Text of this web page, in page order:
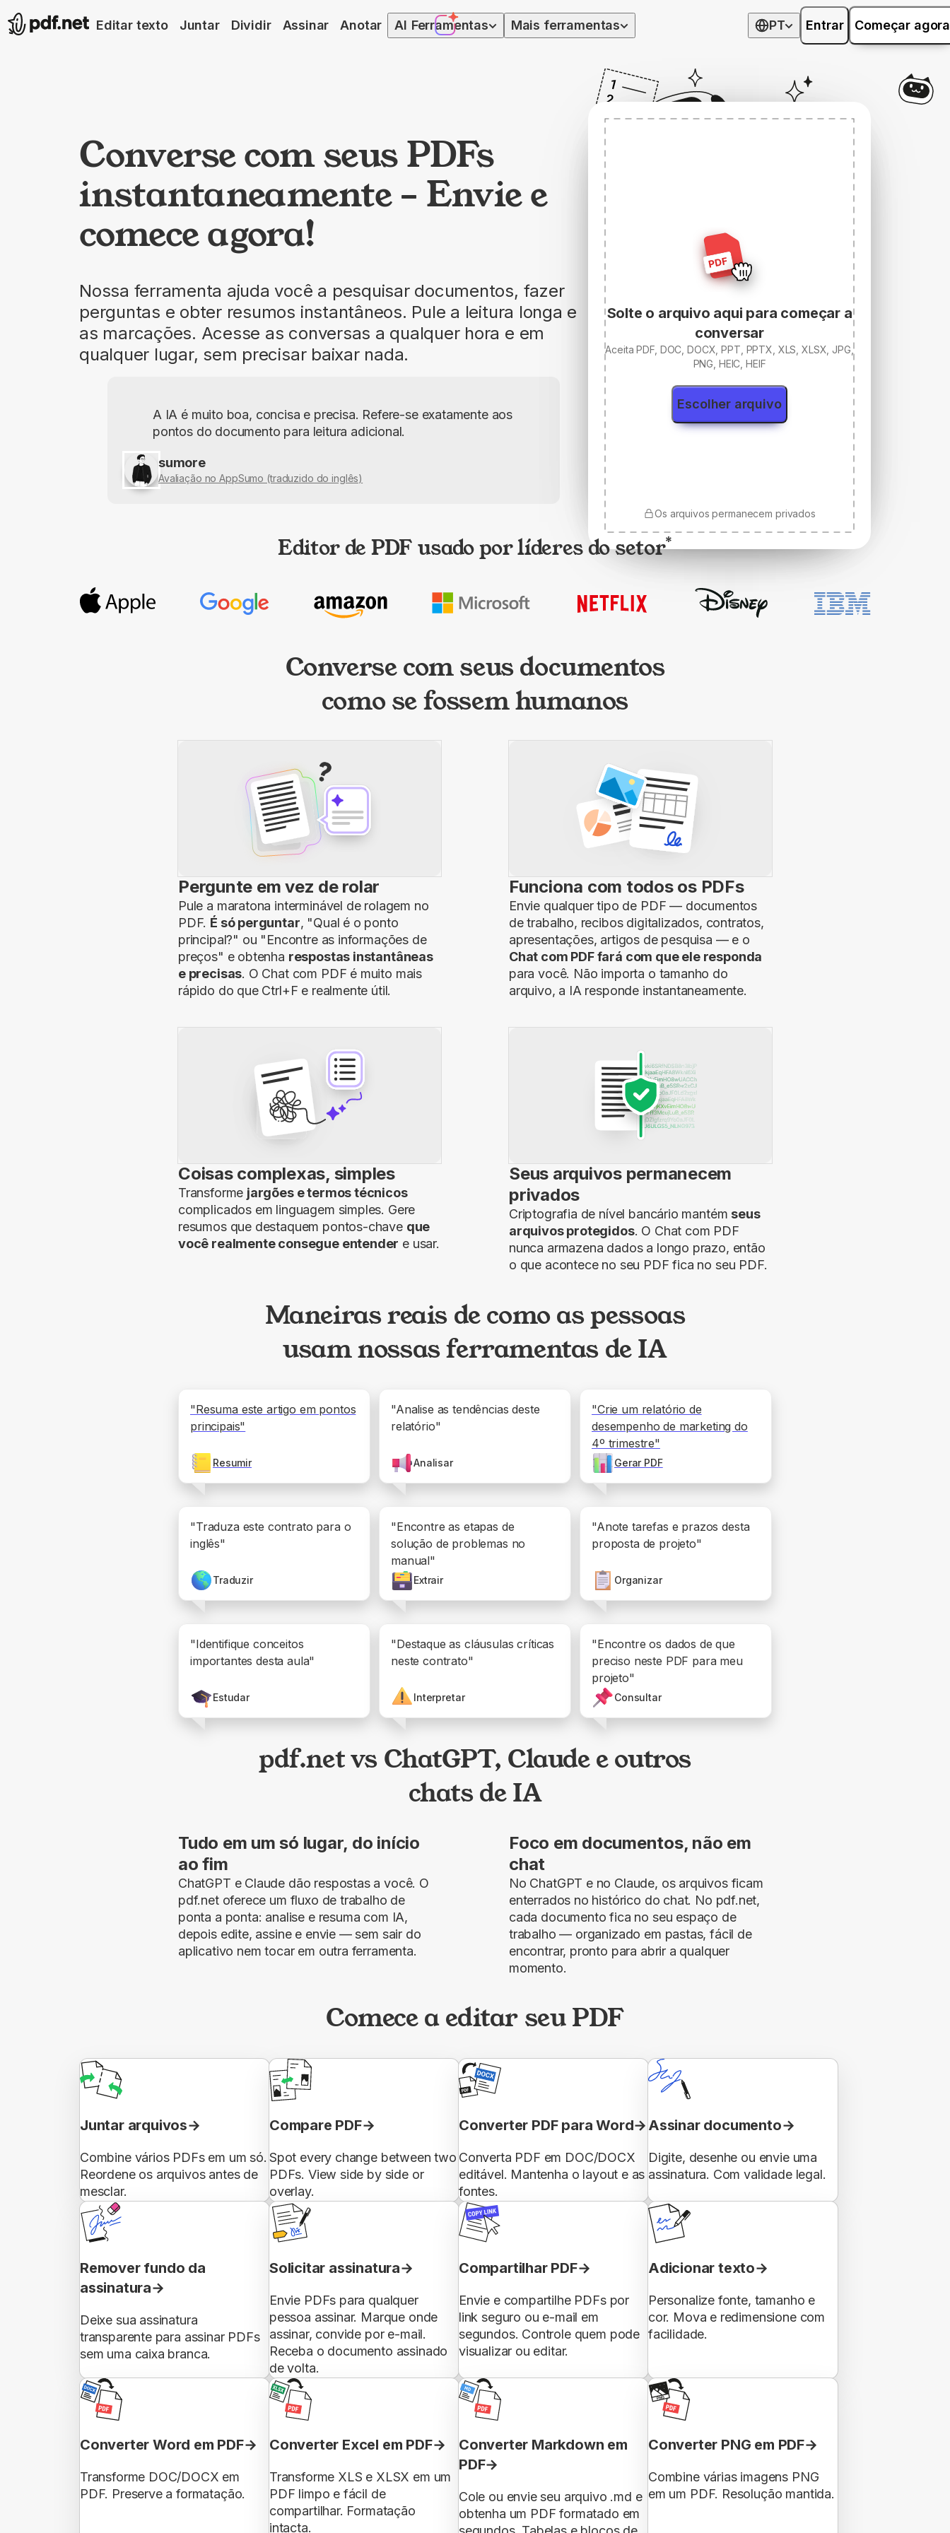
Editar texto Juntar Dividir Assinar Anotar AI Ferramentas Mais ferramentas PT Entrar Começar agora
Converse com seus PDFs
instantaneamente – Envie e
comece agora!
Nossa ferramenta ajuda você a pesquisar documentos, fazer
perguntas e obter resumos instantâneos. Pule a leitura longa e
as marcações. Acesse as conversas a qualquer hora e em
qualquer lugar, sem precisar baixar nada.
A IA é muito boa, concisa e precisa. Refere-se exatamente aos
pontos do documento para leitura adicional.
sumore
Avaliação no AppSumo (traduzido do inglês)
Solte o arquivo aqui para começar a
conversar
Aceita PDF, DOC, DOCX, PPT, PPTX, XLS, XLSX, JPG,
PNG, HEIC, HEIF
Escolher arquivo
Os arquivos permanecem privados
Editor de PDF usado por líderes do setor*
Converse com seus documentos
como se fossem humanos
Pergunte em vez de rolar
Pule a maratona interminável de rolagem no
PDF. É só perguntar, "Qual é o ponto
principal?" ou "Encontre as informações de
preços" e obtenha respostas instantâneas
e precisas. O Chat com PDF é muito mais
rápido do que Ctrl+F e realmente útil.
Funciona com todos os PDFs
Envie qualquer tipo de PDF — documentos
de trabalho, recibos digitalizados, contratos,
apresentações, artigos de pesquisa — e o
Chat com PDF fará com que ele responda
para você. Não importa o tamanho do
arquivo, a IA responde instantaneamente.
Coisas complexas, simples
Transforme jargões e termos técnicos
complicados em linguagem simples. Gere
resumos que destaquem pontos-chave que
você realmente consegue entender e usar.
Seus arquivos permanecem
privados
Criptografia de nível bancário mantém seus
arquivos protegidos. O Chat com PDF
nunca armazena dados a longo prazo, então
o que acontece no seu PDF fica no seu PDF.
Maneiras reais de como as pessoas
usam nossas ferramentas de IA
"Resuma este artigo em pontos
principais"
Resumir
"Analise as tendências deste
relatório"
Analisar
"Crie um relatório de
desempenho de marketing do
4º trimestre"
Gerar PDF
"Traduza este contrato para o
inglês"
Traduzir
"Encontre as etapas de
solução de problemas no
manual"
Extrair
"Anote tarefas e prazos desta
proposta de projeto"
Organizar
"Identifique conceitos
importantes desta aula"
Estudar
"Destaque as cláusulas críticas
neste contrato"
Interpretar
"Encontre os dados de que
preciso neste PDF para meu
projeto"
Consultar
pdf.net vs ChatGPT, Claude e outros
chats de IA
Tudo em um só lugar, do início
ao fim
ChatGPT e Claude dão respostas a você. O
pdf.net oferece um fluxo de trabalho de
ponta a ponta: analise e resuma com IA,
depois edite, assine e envie — sem sair do
aplicativo nem tocar em outra ferramenta.
Foco em documentos, não em
chat
No ChatGPT e no Claude, os arquivos ficam
enterrados no histórico do chat. No pdf.net,
cada documento fica no seu espaço de
trabalho — organizado em pastas, fácil de
encontrar, pronto para abrir a qualquer
momento.
Comece a editar seu PDF
Juntar arquivos
Combine vários PDFs em um só.
Reordene os arquivos antes de
mesclar.
Compare PDF
Spot every change between two
PDFs. View side by side or
overlay.
Converter PDF para Word
Converta PDF em DOC/DOCX
editável. Mantenha o layout e as
fontes.
Assinar documento
Digite, desenhe ou envie uma
assinatura. Com validade legal.
Remover fundo da
assinatura
Deixe sua assinatura
transparente para assinar PDFs
sem uma caixa branca.
Solicitar assinatura
Envie PDFs para qualquer
pessoa assinar. Marque onde
assinar, convide por e-mail.
Receba o documento assinado
de volta.
Compartilhar PDF
Envie e compartilhe PDFs por
link seguro ou e-mail em
segundos. Controle quem pode
visualizar ou editar.
Adicionar texto
Personalize fonte, tamanho e
cor. Mova e redimensione com
facilidade.
Converter Word em PDF
Transforme DOC/DOCX em
PDF. Preserve a formatação.
Converter Excel em PDF
Transforme XLS e XLSX em um
PDF limpo e fácil de
compartilhar. Formatação
intacta.
Converter Markdown em
PDF
Cole ou envie seu arquivo .md e
obtenha um PDF formatado em
Converter PNG em PDF
Combine várias imagens PNG
em um PDF. Resolução mantida.